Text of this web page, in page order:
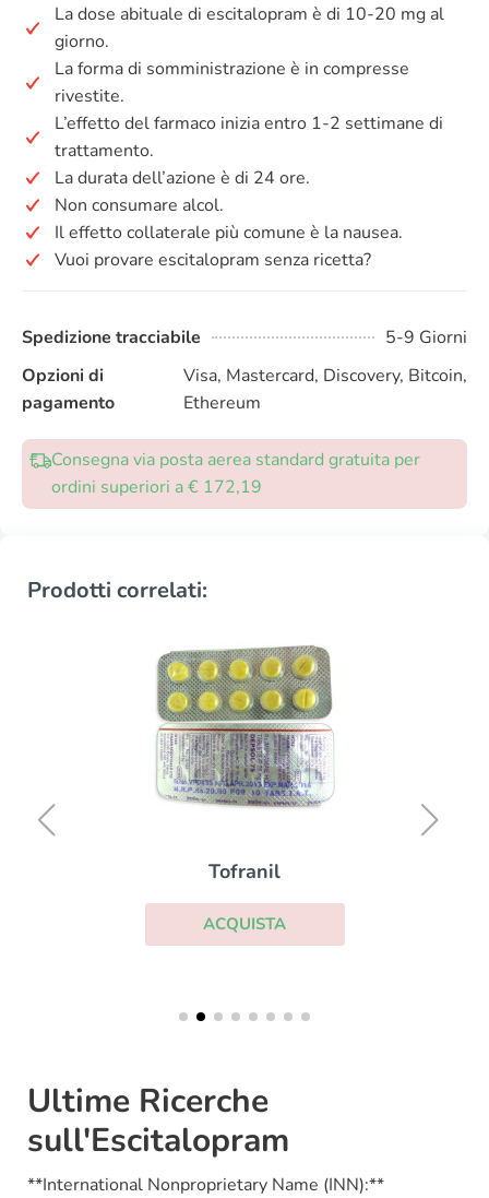
La dose abituale di escitalopram è di 10-20 mg al
giorno.
La forma di somministrazione è in compresse
rivestite.
L’effetto del farmaco inizia entro 1-2 settimane di
trattamento.
La durata dell’azione è di 24 ore.
Non consumare alcol.
Il effetto collaterale più comune è la nausea.
Vuoi provare escitalopram senza ricetta?
Spedizione tracciabile
5-9 Giorni
Opzioni di
pagamento
Visa, Mastercard, Discovery, Bitcoin,
Ethereum
Consegna via posta aerea standard gratuita per
ordini superiori a € 172,19
Prodotti correlati:
Tofranil
ACQUISTA
Ultime Ricerche
sull'Escitalopram
**International Nonproprietary Name (INN):**